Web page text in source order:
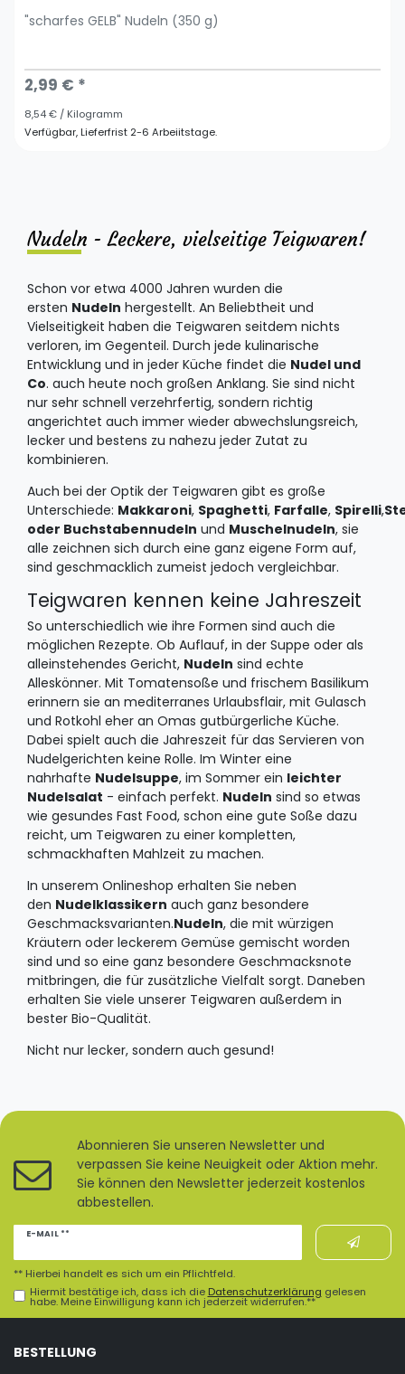
"scharfes GELB" Nudeln (350 g)
2,99 € *
8,54 € / Kilogramm
Verfügbar, Lieferfrist 2-6 Arbeiitstage.
Nudeln - Leckere, vielseitige Teigwaren!
Schon vor etwa 4000 Jahren wurden die
ersten Nudeln hergestellt. An Beliebtheit und
Vielseitigkeit haben die Teigwaren seitdem nichts
verloren, im Gegenteil. Durch jede kulinarische
Entwicklung und in jeder Küche findet die Nudel und
Co. auch heute noch großen Anklang. Sie sind nicht
nur sehr schnell verzehrfertig, sondern richtig
angerichtet auch immer wieder abwechslungsreich,
lecker und bestens zu nahezu jeder Zutat zu
kombinieren.
Auch bei der Optik der Teigwaren gibt es große
Unterschiede: Makkaroni, Spaghetti, Farfalle, Spirelli,
oder Buchstabennudeln und Muschelnudeln, sie
alle zeichnen sich durch eine ganz eigene Form auf,
sind geschmacklich zumeist jedoch vergleichbar.
Teigwaren kennen keine Jahreszeit
So unterschiedlich wie ihre Formen sind auch die
möglichen Rezepte. Ob Auflauf, in der Suppe oder als
alleinstehendes Gericht, Nudeln sind echte
Alleskönner. Mit Tomatensoße und frischem Basilikum
erinnern sie an mediterranes Urlaubsflair, mit Gulasch
und Rotkohl eher an Omas gutbürgerliche Küche.
Dabei spielt auch die Jahreszeit für das Servieren von
Nudelgerichten keine Rolle. Im Winter eine
nahrhafte Nudelsuppe, im Sommer ein leichter
Nudelsalat - einfach perfekt. Nudeln sind so etwas
wie gesundes Fast Food, schon eine gute Soße dazu
reicht, um Teigwaren zu einer kompletten,
schmackhaften Mahlzeit zu machen.
In unserem Onlineshop erhalten Sie neben
den Nudelklassikern auch ganz besondere
Geschmacksvarianten.Nudeln, die mit würzigen
Kräutern oder leckerem Gemüse gemischt worden
sind und so eine ganz besondere Geschmacksnote
mitbringen, die für zusätzliche Vielfalt sorgt. Daneben
erhalten Sie viele unserer Teigwaren außerdem in
bester Bio-Qualität.
Nicht nur lecker, sondern auch gesund!
Abonnieren Sie unseren Newsletter und
verpassen Sie keine Neuigkeit oder Aktion mehr.
Sie können den Newsletter jederzeit kostenlos
abbestellen.
E-MAIL **
Newsletter
Hiermit bestätige ich, dass ich die Daten­schutz­erklärung gelesen
habe. Meine Einwilligung kann ich jederzeit widerrufen.**
** Hierbei handelt es sich um ein Pflichtfeld.
BESTELLUNG